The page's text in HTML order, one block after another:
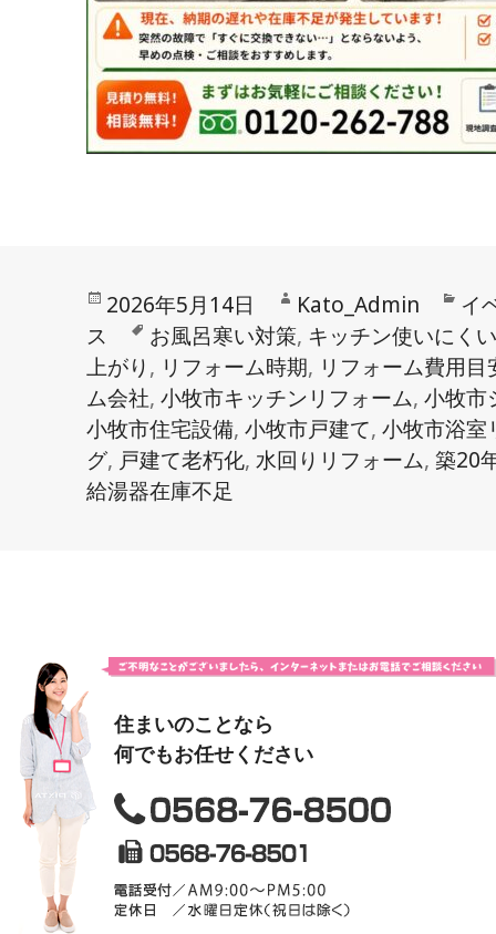
投
日:
2026年5月14日
作
成
者
Kato_Admin
カ
テ
ゴ
リ
ー
イ
ス
タ
グ
お風呂寒い対策, キッチン使いにく
上がり, リフォーム時期, リフォーム費用目
ム会社,小牧市キッチンリフォーム,小牧市
小牧市住宅設備,小牧市戸建て,小牧市浴室
グ, 戸建て老朽化,水回りリフォーム,築20
給湯器在庫不足
住まいのことなら
何でもお任せください